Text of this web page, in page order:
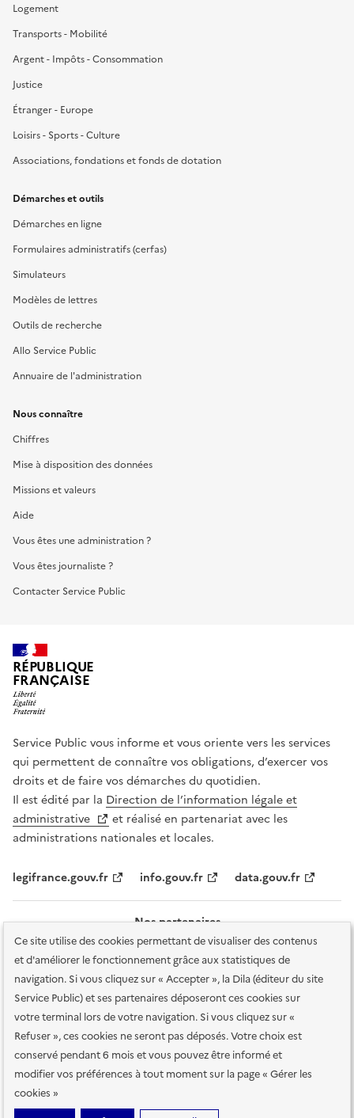
Ce site utilise des cookies permettant de visualiser des contenus
et d'améliorer le fonctionnement grâce aux statistiques de
navigation. Si vous cliquez sur « Accepter », la Dila (éditeur du site
Service Public) et ses partenaires déposeront ces cookies sur
votre terminal lors de votre navigation. Si vous cliquez sur «
Refuser », ces cookies ne seront pas déposés. Votre choix est
conservé pendant 6 mois et vous pouvez être informé et
modifier vos préférences à tout moment sur la page « Gérer les
cookies »
Logement
Transports - Mobilité
Argent - Impôts - Consommation
Justice
Étranger - Europe
Loisirs - Sports - Culture
Associations, fondations et fonds de dotation
Démarches et outils
Démarches en ligne
Formulaires administratifs (cerfas)
Simulateurs
Modèles de lettres
Outils de recherche
Allo Service Public
Annuaire de l'administration
Nous connaître
Chiffres
Mise à disposition des données
Missions et valeurs
Aide
Vous êtes une administration ?
Vous êtes journaliste ?
Contacter Service Public
RÉPUBLIQUE
FRANÇAISE
Service Public vous informe et vous oriente vers les services
qui permettent de connaître vos obligations, d’exercer vos
droits et de faire vos démarches du quotidien.
Il est édité par la Direction de l’information légale et
administrative
et réalisé en partenariat avec les
administrations nationales et locales.
legifrance.gouv.fr info.gouv.fr data.gouv.fr
Nos partenaires
Plan du site Accessibilité : totalement conforme
Accessibilité des
services en ligne Mentions légales Données personnelles et sécurité
Conditions générales d'utilisation Gestion des cookies
Sauf mention contraire, tous les contenus de ce site sont sous